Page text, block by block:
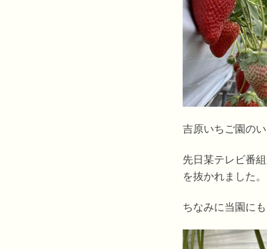
吉原いちご園の
先日某テレビ番
を抜かれました。
ちなみに当園に